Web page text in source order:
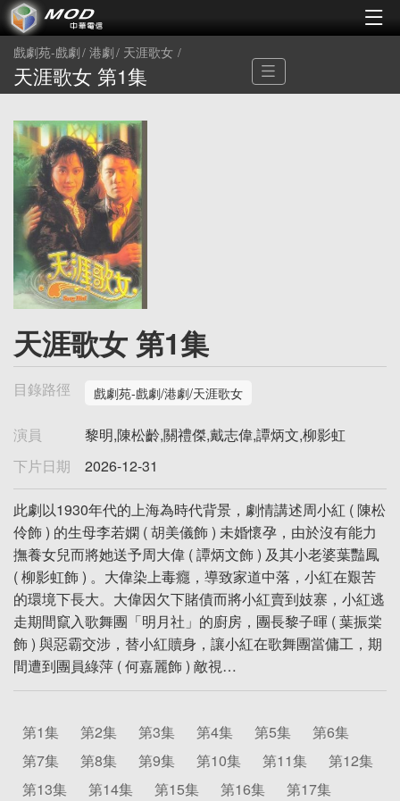
戲劇苑-戲劇 港劇 天涯歌女
天涯歌女 第1集
天涯歌女 第1集
目錄路徑 戲劇苑-戲劇/港劇/天涯歌女
演員
黎明,陳松齡,關禮傑,戴志偉,譚炳文,柳影虹
下片日期
2026-12-31
此劇以1930年代的上海為時代背景，劇情講述周小紅 ( 陳松
伶飾 ) 的生母李若嫻 ( 胡美儀飾 ) 未婚懷孕，由於沒有能力
撫養女兒而將她送予周大偉 ( 譚炳文飾 ) 及其小老婆葉豔鳳
( 柳影虹飾 ) 。大偉染上毒癮，導致家道中落，小紅在艱苦
的環境下長大。大偉因欠下賭債而將小紅賣到妓寨，小紅逃
走期間竄入歌舞團「明月社」的廚房，團長黎子暉 ( 葉振棠
飾 ) 與惡霸交涉，替小紅贖身，讓小紅在歌舞團當傭工，期
間遭到團員綠萍 ( 何嘉麗飾 ) 敵視…
第1集 第2集 第3集 第4集 第5集
第6集
第7集
第8集 第9集 第10集 第11集
第12集
第13集
第14集 第15集 第16集
第17集